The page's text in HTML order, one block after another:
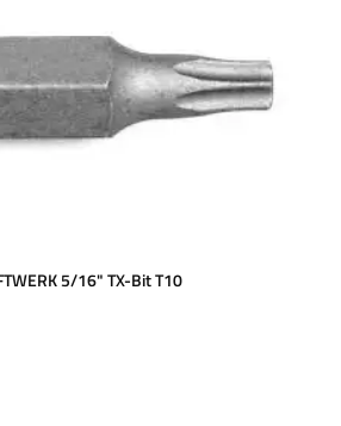
5/16" TX-Bit T10